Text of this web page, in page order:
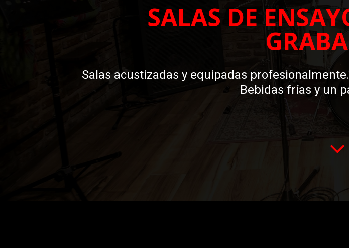
SALAS DE
Salas acustizadas y equipadas
Bebidas frías y un
